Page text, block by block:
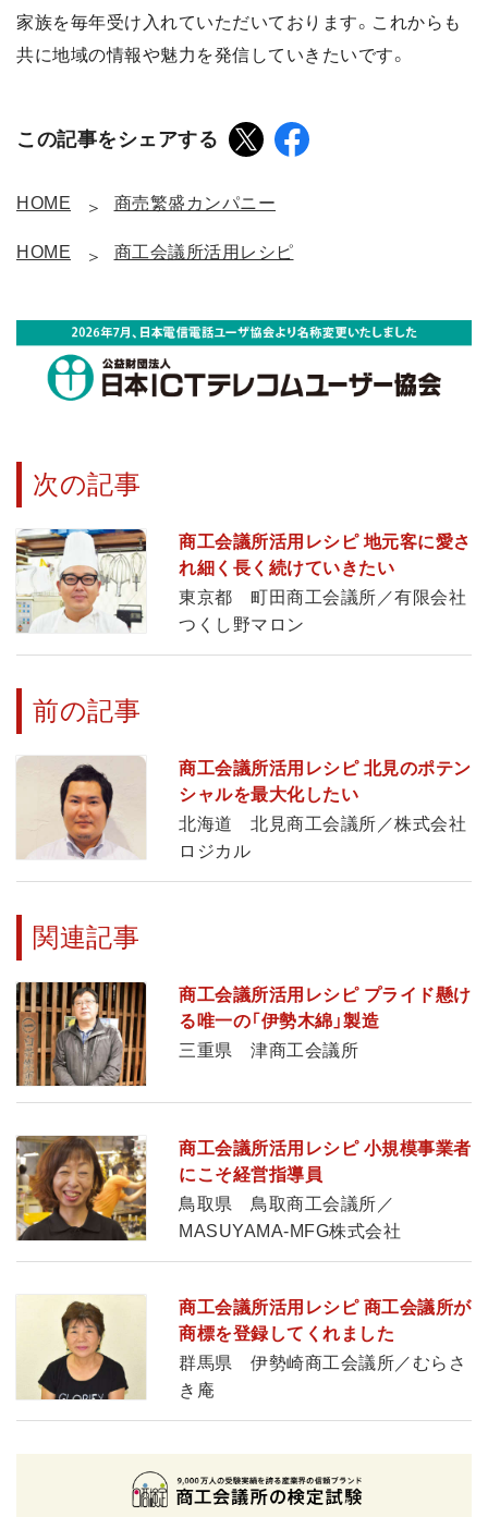
家族を毎年受け入れていただいております。これからも
共に地域の情報や魅力を発信していきたいです。
この記事をシェアする
HOME 商売繁盛カンパニー
HOME 商工会議所活用レシピ
次の記事
商工会議所活用レシピ 地元客に愛さ
れ細く長く続けていきたい
東京都 町田商工会議所／有限会社
つくし野マロン
前の記事
商工会議所活用レシピ 北見のポテン
シャルを最大化したい
北海道 北見商工会議所／株式会社
ロジカル
関連記事
商工会議所活用レシピ プライド懸け
る唯一の「伊勢木綿」製造
三重県 津商工会議所
商工会議所活用レシピ 小規模事業者
にこそ経営指導員
鳥取県 鳥取商工会議所／
MASUYAMA-MFG株式会社
商工会議所活用レシピ 商工会議所が
商標を登録してくれました
群馬県 伊勢崎商工会議所／むらさ
き庵